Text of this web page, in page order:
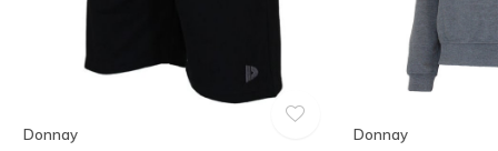
Donnay Donnay